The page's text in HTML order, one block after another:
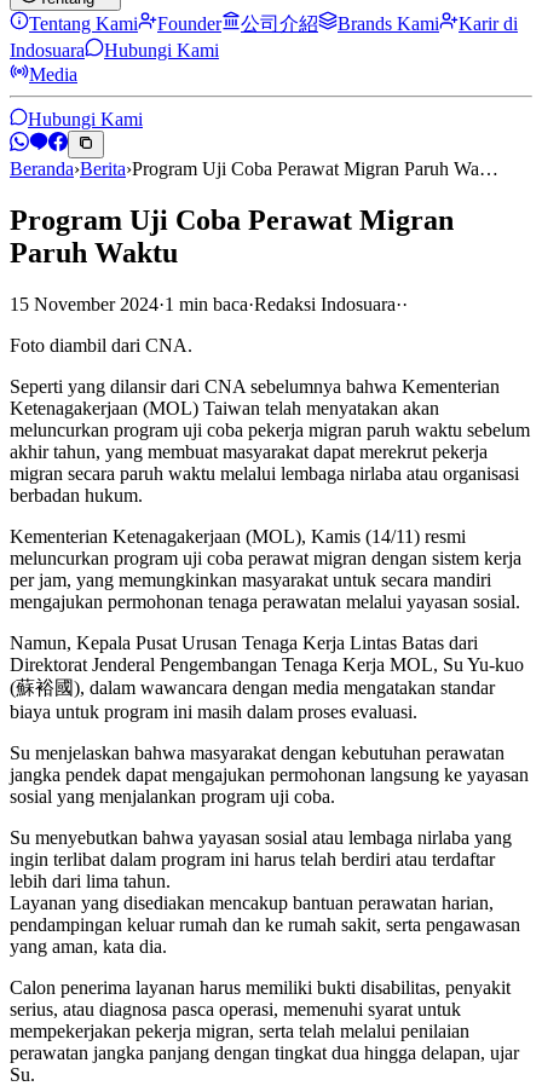
Tentang Kami Founder 公司介紹 Brands Kami
Karir di
Indosuara
Hubungi Kami
Media
Hubungi Kami
Beranda›Berita›Program Uji Coba Perawat Migran Paruh Wa…
Program Uji Coba Perawat Migran
Paruh Waktu
15 November 2024·1 min baca·Redaksi Indosuara··
Foto diambil dari CNA.
Seperti yang dilansir dari CNA sebelumnya bahwa Kementerian
Ketenagakerjaan (MOL) Taiwan telah menyatakan akan
meluncurkan program uji coba pekerja migran paruh waktu sebelum
akhir tahun, yang membuat masyarakat dapat merekrut pekerja
migran secara paruh waktu melalui lembaga nirlaba atau organisasi
berbadan hukum.
Kementerian Ketenagakerjaan (MOL), Kamis (14/11) resmi
meluncurkan program uji coba perawat migran dengan sistem kerja
per jam, yang memungkinkan masyarakat untuk secara mandiri
mengajukan permohonan tenaga perawatan melalui yayasan sosial.
Namun, Kepala Pusat Urusan Tenaga Kerja Lintas Batas dari
Direktorat Jenderal Pengembangan Tenaga Kerja MOL, Su Yu-kuo
(蘇裕國), dalam wawancara dengan media mengatakan standar
biaya untuk program ini masih dalam proses evaluasi.
Su menjelaskan bahwa masyarakat dengan kebutuhan perawatan
jangka pendek dapat mengajukan permohonan langsung ke yayasan
sosial yang menjalankan program uji coba.
Su menyebutkan bahwa yayasan sosial atau lembaga nirlaba yang
ingin terlibat dalam program ini harus telah berdiri atau terdaftar
lebih dari lima tahun.
Layanan yang disediakan mencakup bantuan perawatan harian,
pendampingan keluar rumah dan ke rumah sakit, serta pengawasan
yang aman, kata dia.
Calon penerima layanan harus memiliki bukti disabilitas, penyakit
serius, atau diagnosa pasca operasi, memenuhi syarat untuk
mempekerjakan pekerja migran, serta telah melalui penilaian
perawatan jangka panjang dengan tingkat dua hingga delapan, ujar
Su.